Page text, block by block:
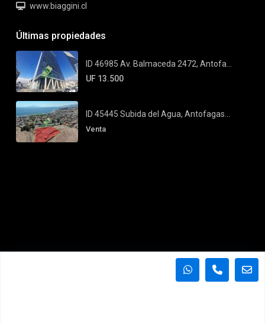
www.biaggini.cl
Últimas propiedades
ID 46985 Av. Balmaceda 2472, Antofa...
UF 13.500
ID 45445 Subida del Agua, Antofagas...
Venta